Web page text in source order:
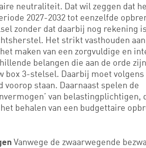
neutraliteit. Dat wil zeggen dat
2027-2032 tot eenzelfde
zonder dat daarbij nog rekening
Het strikt vasthouden
maken van een zorgvuldige en
belangen die aan de orde
box 3-stelsel. Daarbij moet
staan. Daarnaast spelen de
van belastingplichtigen,
behalen van een budgettaire
Vanwege de zwaarwegende